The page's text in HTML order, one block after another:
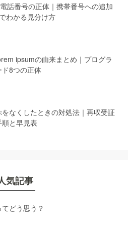
話番号の正体｜携帯番号への追加
わかる見分け方
ipsumの由来まとめ｜プログラ
ド8つの正体
なくしたときの対処法｜再収受証
と早見表
気記事
どう思う？